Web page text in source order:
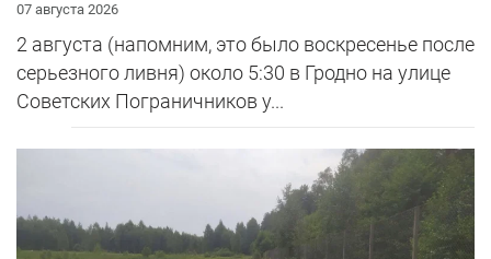
07 августа 2026
2 августа (напомним, это было воскресенье после
серьезного ливня) около 5:30 в Гродно на улице
Советских Пограничников у...